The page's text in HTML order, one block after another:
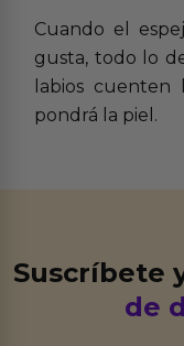
Cuando el
gusta, todo lo
labios
pondrá la piel.
Suscríbete
de